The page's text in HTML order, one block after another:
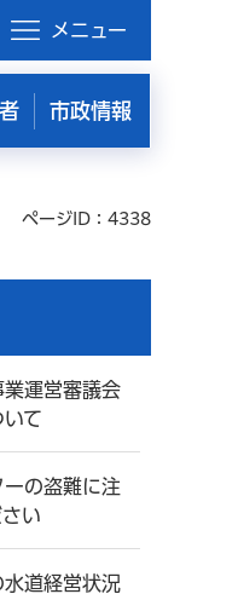
メニュー
市政情報
ページID：4338
業運営審議会
て
の盗難に注
い
道経営状況